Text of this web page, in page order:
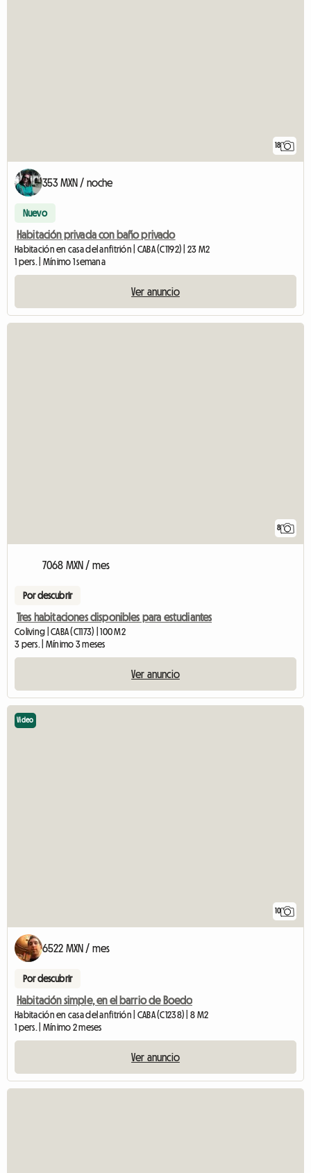
18
353 MXN / noche
Nuevo
Habitación privada con baño privado
Habitación en casa del anfitrión | CABA (C1192) | 23 M2
1 pers. | Mínimo 1 semana
Ver anuncio
8
7068 MXN / mes
Por descubrir
Tres habitaciones disponibles para estudiantes
Coliving | CABA (C1173) | 100 M2
3 pers. | Mínimo 3 meses
Ver anuncio
10
Video
6522 MXN / mes
Por descubrir
Habitación simple, en el barrio de Boedo
Habitación en casa del anfitrión | CABA (C1238) | 8 M2
1 pers. | Mínimo 2 meses
Ver anuncio